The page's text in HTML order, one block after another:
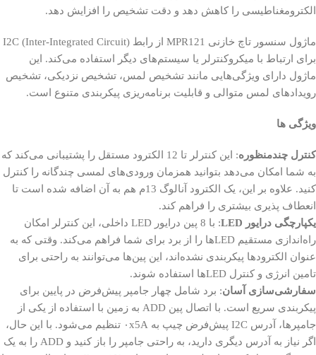
الکترومغناطیسی را کاهش دهد و دقت تشخیص را افزایش دهد.
ماژول سنسور تاچ خازنی MPR121 از رابط I2C (Inter-Integrated Circuit)
برای ارتباط با میکروکنترلر یا سیستم‌های دیگر استفاده می‌کند. این
ماژول دارای ویژگی‌هایی مانند تشخیص لمس، تشخیص نزدیکی، تشخیص
رویدادهای لمس متوالی و قابلیت برنامه‌ریزی پیکربندی متنوع است.
ویژگی ها
کنترل چندمنظوره
: این کنترلر تا 12 الکترود مستقل را پشتیبانی می‌کند که
به شما امکان می‌دهد بتوانید همزمان ورودی‌های لمسی چندگانه را کنترل
کنید. علاوه بر این، یک الکترود آنالوگ 13م هم به آن اضافه شده است تا
انعطاف پذیری بیشتری را فراهم کند.
یکپارچگی درایور LED
: با 8 پین درایور LED داخلی، این کنترلر امکان
راه‌اندازی مستقیم LEDها را از برد برای شما فراهم می‌کند. وقتی که به
عنوان الکترودها پیکربندی نشده‌اند، این پین‌ها می‌توانند به راحتی برای
تامین انرژی و کنترل LEDها استفاده شوند.
سفارشی‌سازی آسان: برد شامل چهار جامپر پیش‌فرض در پایین برای
پیکربندی سریع است. با اتصال پین ADD به زمین با استفاده از یکی از
جامپرها، آدرس I2C پیش‌فرض چیپ به ۰x5A تنظیم می‌شود. با این حال،
اگر نیاز به آدرس دیگری دارید، به راحتی جامپر را باز کنید و ADD را به یک